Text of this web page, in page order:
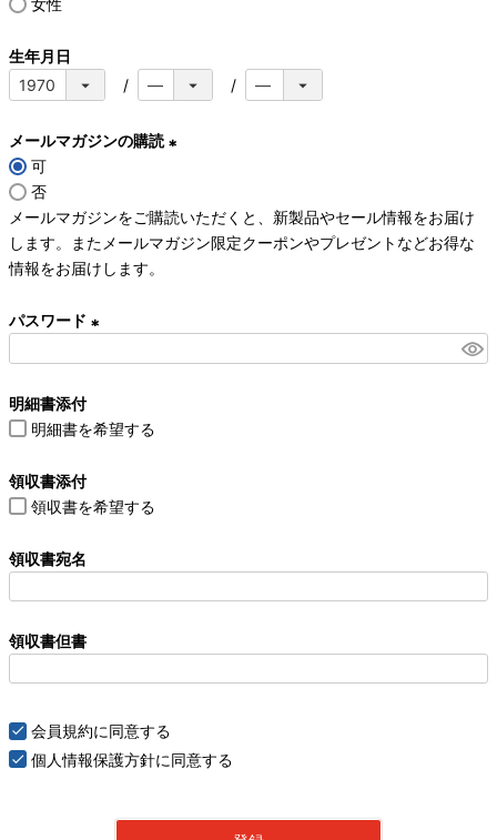
女性
生年月日
メールマガジンの購読
須
)
可
否
メールマガジンをご購読いただくと、新製品やセール情報をお届け
します。またメールマガジン限定クーポンやプレゼントなどお得な
情報をお届けします。
パスワード
)
明細書添付
明細書を希望する
領収書添付
領収書を希望する
領収書宛名
領収書但書
会員規約に同意する
個人情報保護方針に同意する